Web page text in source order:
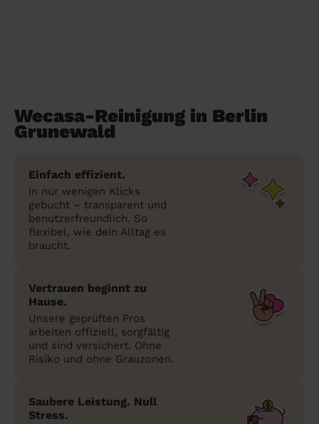
Wecasa-Reinigung in Berlin
Grunewald
Einfach effizient.
In nur wenigen Klicks
gebucht – transparent und
benutzerfreundlich. So
flexibel, wie dein Alltag es
braucht.
Vertrauen beginnt zu
Hause.
Unsere geprüften Pros
arbeiten offiziell, sorgfältig
und sind versichert. Ohne
Risiko und ohne Grauzonen.
Saubere Leistung. Null
Stress.